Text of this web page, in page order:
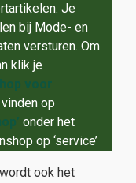
Je
bij Mode- en
versturen. Om
klik je
voor
op
onder het
op ‘service’
ook het